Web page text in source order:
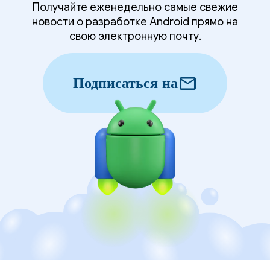
Получайте еженедельно самые свежие
новости о разработке Android прямо на
свою электронную почту.
Подписаться наmail